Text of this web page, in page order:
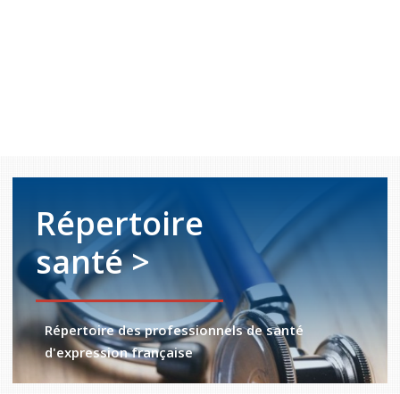
Répertoire
santé >
Répertoire des professionnels de santé
d'expression française